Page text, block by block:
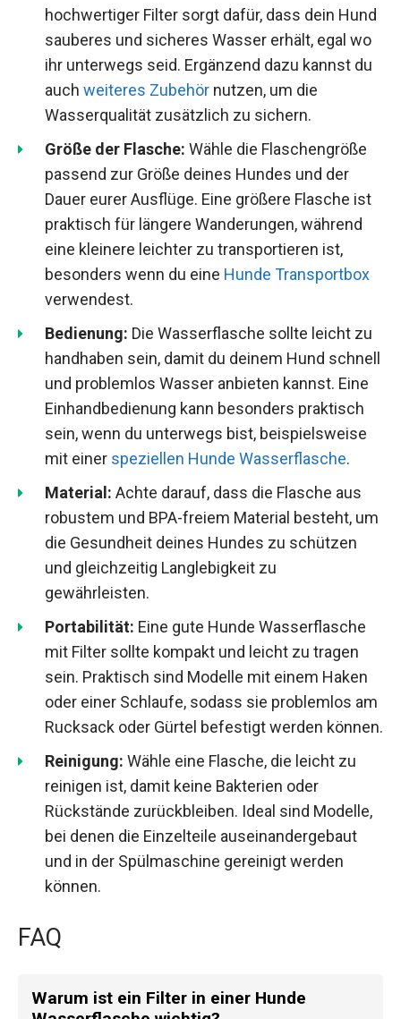
hochwertiger Filter sorgt dafür, dass dein Hund
sauberes und sicheres Wasser erhält, egal wo
ihr unterwegs seid. Ergänzend dazu kannst du
auch weiteres Zubehör nutzen, um die
Wasserqualität zusätzlich zu sichern.
Größe der Flasche: Wähle die Flaschengröße
passend zur Größe deines Hundes und der
Dauer eurer Ausflüge. Eine größere Flasche ist
praktisch für längere Wanderungen, während
eine kleinere leichter zu transportieren ist,
besonders wenn du eine Hunde Transportbox
verwendest.
Bedienung: Die Wasserflasche sollte leicht zu
handhaben sein, damit du deinem Hund schnell
und problemlos Wasser anbieten kannst. Eine
Einhandbedienung kann besonders praktisch
sein, wenn du unterwegs bist, beispielsweise
mit einer speziellen Hunde Wasserflasche.
Material: Achte darauf, dass die Flasche aus
robustem und BPA-freiem Material besteht, um
die Gesundheit deines Hundes zu schützen
und gleichzeitig Langlebigkeit zu
gewährleisten.
Portabilität: Eine gute Hunde Wasserflasche
mit Filter sollte kompakt und leicht zu tragen
sein. Praktisch sind Modelle mit einem Haken
oder einer Schlaufe, sodass sie problemlos am
Rucksack oder Gürtel befestigt werden können.
Reinigung: Wähle eine Flasche, die leicht zu
reinigen ist, damit keine Bakterien oder
Rückstände zurückbleiben. Ideal sind Modelle,
bei denen die Einzelteile auseinandergebaut
und in der Spülmaschine gereinigt werden
können.
FAQ
Warum ist ein Filter in einer Hunde